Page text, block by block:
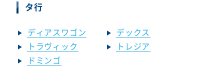
タ行
ディアスワゴン
デックス
トラヴィック
トレジア
ドミンゴ